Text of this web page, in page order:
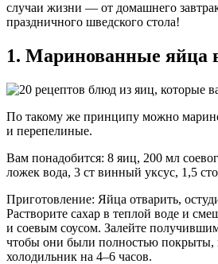
случаи жизни — от домашнего
праздничного шведского стола!
1. Маринованные яйца
По такому же принципу можно
и перепелиные.
Вам понадобится: 8 яиц, 200 мл
ложек вода, 3 ст винный уксус, 1,5
Приготовление: Яйца отварить,
Растворите сахар в теплой воде и
и соевым соусом. Залейте
чтобы они были полностью покрыты,
холодильник на 4–6 часов.